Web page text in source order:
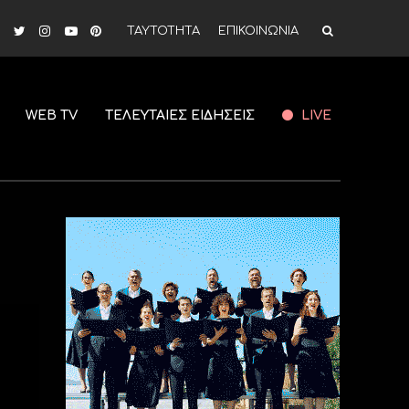
ΤΑΥΤΟΤΗΤΑ ΕΠΙΚΟΙΝΩΝΙΑ
WEB TV ΤΕΛΕΥΤΑΙΕΣ ΕΙΔΗΣΕΙΣ LIVE